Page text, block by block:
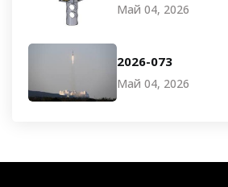
Май 04, 2026
2026-073
Май 04, 2026